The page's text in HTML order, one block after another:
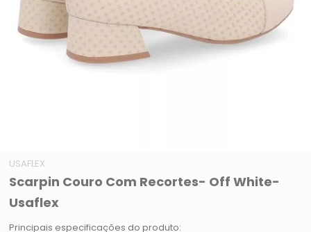
USAFLEX
Scarpin Couro Com Recortes- Off White-
Usaflex
Principais especificações do produto: